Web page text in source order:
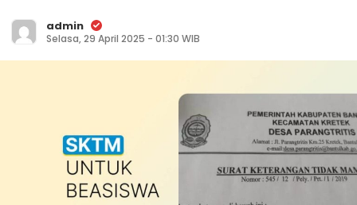
admin
Selasa, 29 April 2025 - 01:30 WIB